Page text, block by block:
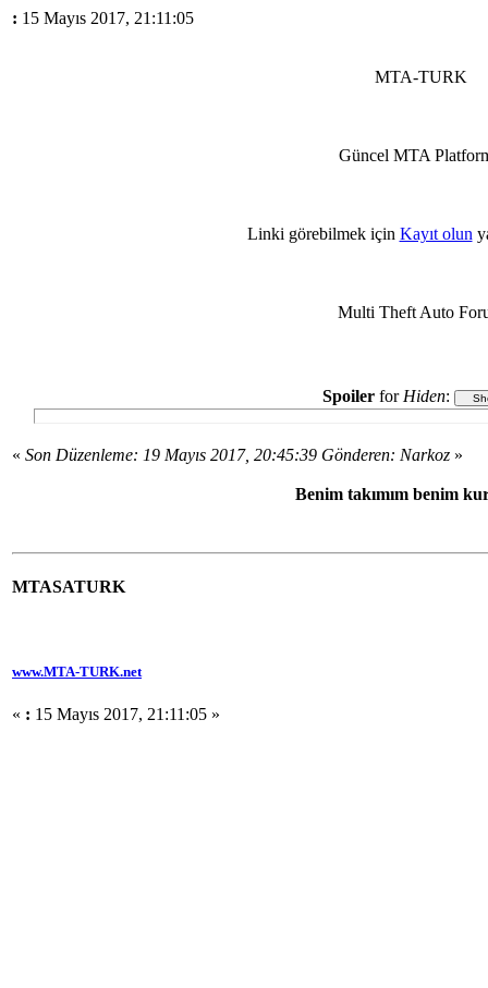
: 15 Mayıs 2017, 21:11:05
MTA-TURK
Güncel MTA
Linki görebilmek için Kayıt olun
Multi Theft Auto
Spoilerfor Hiden:
« Son Düzenleme: 19 Mayıs 2017, 20:45:39 Gönderen: Narkoz »
Benim takımım benim
MTASATURK
www.MTA-TURK.net
« : 15 Mayıs 2017, 21:11:05 »